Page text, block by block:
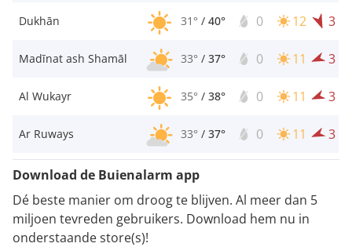
Dukhān 31° / 40° 0 12 3
Madīnat ash Shamāl 33° / 37° 0 11 3
Al Wukayr 35° / 38° 0 11 3
Ar Ruways 33° / 37° 0 11 3
Download de Buienalarm app
Dé beste manier om droog te blijven. Al meer dan 5
miljoen tevreden gebruikers. Download hem nu in
onderstaande store(s)!